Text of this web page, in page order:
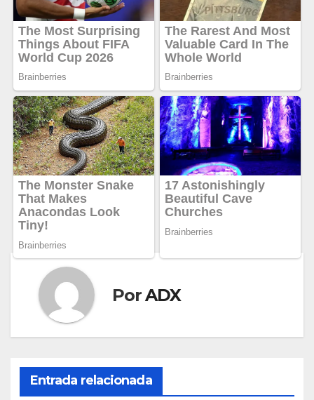
PorADX
Entrada relacionada